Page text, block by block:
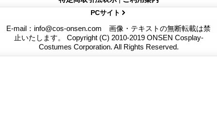
PCサイト
E-mail：info@cos-onsen.com 画像・テキストの無断転載は禁
止いたします。 Copyright (C) 2010-2019 ONSEN Cosplay-
Costumes Corporation. All Rights Reserved.